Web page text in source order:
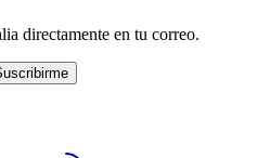
directamente en tu correo.